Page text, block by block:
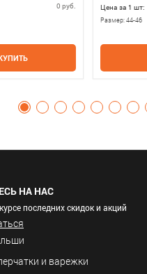
0 руб. Цена за 1 шт:
Размер: 44-46
НА НАС
последних скидок и акций
и варежки